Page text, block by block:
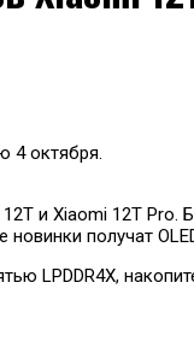
4 октября.
и Xiaomi 12T Pro.
получат
LPDDR4X,